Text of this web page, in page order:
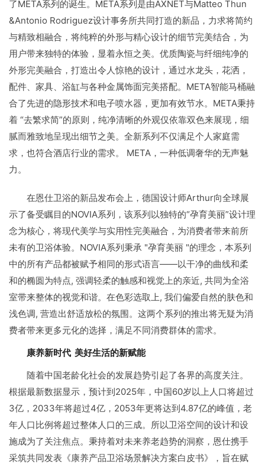
了META系列的诞生。META系列是由AXNET与Matteo Thun
&Antonio Rodriguez设计事务所共同打造的新品，力求将简约
与精致相融合，将纯粹的外形与精心设计的细节完美结合，为
用户带来独特的体验，显着永恒之美。优质陶瓷与纤细纯净的
外形完美融合，打造出令人惊艳的设计，通过水龙头，花洒，
配件、家具、浴缸与各种金属饰面完美搭配。META智能马桶融
合了先进的隐形技术和电子喷水器，更加有效节水。META秉持
着 “去繁求简”的原则，纯净清晰的外观仅依靠双色来展现，细
腻而雅致地呈现出细节之美。全新系列不仅满足个人家庭需
求，也符合酒店行业的需求。 META，一种低调奢华的无声魅
力。
在恩仕卫浴的新品发布会上，德国设计师Arthur向全球展
示了备受瞩目的NOVIA系列，该系列以独特的“孕育美丽”设计理
念为核心，将现代美学与实用性完美融合，为消费者带来前所
未有的卫浴体验。NOVIA系列秉承 "孕育美丽 "的理念，本系列
中的所有产品都被赋予相同的形式语言——以干净的曲线和柔
和的椭圆为特点, 强调轻柔的触感和视觉上的亲近, 共同为全浴
室带来整体的视觉和谐。在色彩选取上, 我们偏爱自然的肤色和
浅色调, 营造出舒适放松的氛围。这两个系列的推出将无疑为消
费者带来更多元化的选择，满足不同消费群体的需求。
康养新时代 美好生活的新赋能
随着中国老龄化社会的发展趋势引起了各界的高度关注。
根据最新数据显示，预计到2025年，中国60岁以上人口将超过
3亿，2033年将超过4亿，2053年更将达到4.87亿的峰值，老
年人口比例将超过整体人口的三成。所以卫浴空间的设计和设
施成为了关注焦点。秉持着对未来养老趋势的洞察，恩仕携手
采筑共同发表《康养产品卫浴场景解决方案白皮书》，旨在赋